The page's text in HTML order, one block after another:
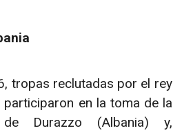
tropas reclutadas por el rey
en la toma de la
Durazzo (Albania) y,